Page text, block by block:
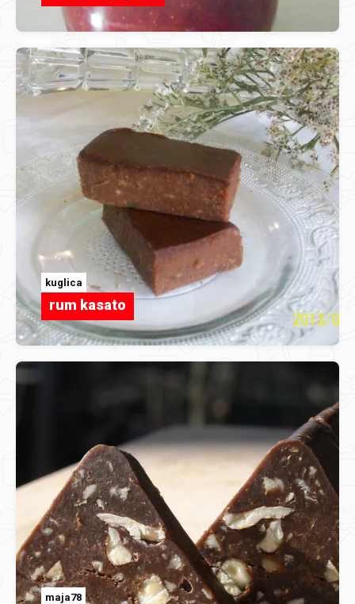
kuglica
rum kasato
maja78